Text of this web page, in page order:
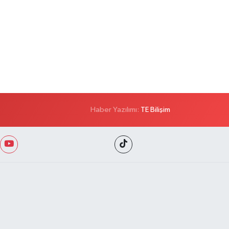
Haber Yazılımı: TE Bilişim